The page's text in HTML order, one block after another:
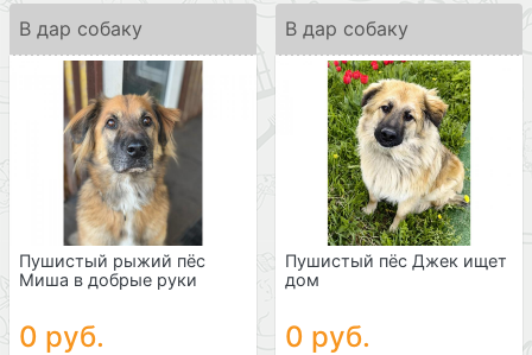
В дар собаку
Пушистый рыжий пёс
Миша в добрые руки
0 руб.
В дар собаку
Пушистый пёс Джек ищет
дом
0 руб.